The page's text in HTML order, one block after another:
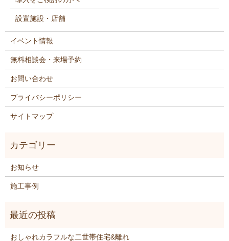
設置施設・店舗
イベント情報
無料相談会・来場予約
お問い合わせ
プライバシーポリシー
サイトマップ
お知らせ
施工事例
おしゃれカラフルな二世帯住宅&離れ